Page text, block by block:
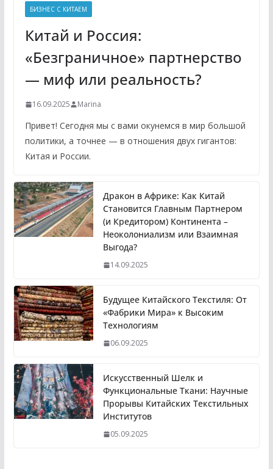
БИЗНЕС С КИТАЕМ
Китай и Россия:
«Безграничное» партнерство
— миф или реальность?
16.09.2025 Marina
Привет! Сегодня мы с вами окунемся в мир большой
политики, а точнее — в отношения двух гигантов:
Китая и России.
Дракон в Африке: Как Китай
Становится Главным Партнером
(и Кредитором) Континента –
Неоколониализм или Взаимная
Выгода?
14.09.2025
Будущее Китайского Текстиля: От
«Фабрики Мира» к Высоким
Технологиям
06.09.2025
Искусственный Шелк и
Функциональные Ткани: Научные
Прорывы Китайских Текстильных
Институтов
05.09.2025